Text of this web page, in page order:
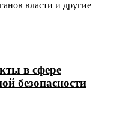
власти и другие
в сфере
безопасности